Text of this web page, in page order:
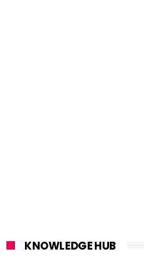
KNOWLEDGE HUB